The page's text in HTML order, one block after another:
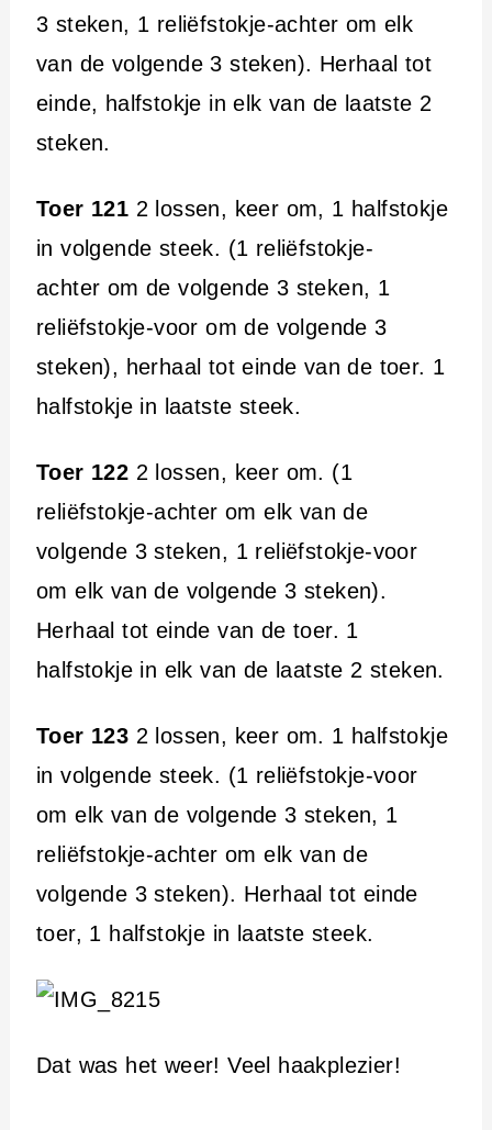
3 steken, 1 reliëfstokje-achter om elk
van de volgende 3 steken). Herhaal tot
einde, halfstokje in elk van de laatste 2
steken.
Toer 121 2 lossen, keer om, 1 halfstokje
in volgende steek. (1 reliëfstokje-
achter om de volgende 3 steken, 1
reliëfstokje-voor om de volgende 3
steken), herhaal tot einde van de toer. 1
halfstokje in laatste steek.
Toer 122 2 lossen, keer om. (1
reliëfstokje-achter om elk van de
volgende 3 steken, 1 reliëfstokje-voor
om elk van de volgende 3 steken).
Herhaal tot einde van de toer. 1
halfstokje in elk van de laatste 2 steken.
Toer 123 2 lossen, keer om. 1 halfstokje
in volgende steek. (1 reliëfstokje-voor
om elk van de volgende 3 steken, 1
reliëfstokje-achter om elk van de
volgende 3 steken). Herhaal tot einde
toer, 1 halfstokje in laatste steek.
Dat was het weer! Veel haakplezier!